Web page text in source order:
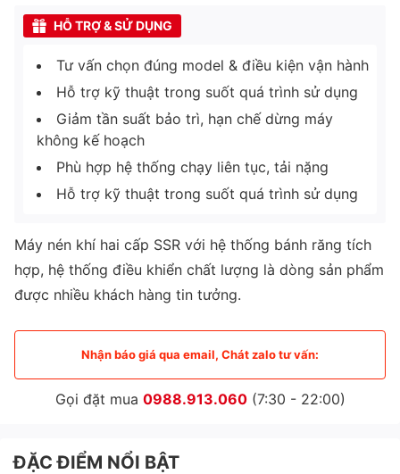
HỖ TRỢ & SỬ DỤNG
Tư vấn chọn đúng model & điều kiện vận hành
Hỗ trợ kỹ thuật trong suốt quá trình sử dụng
Giảm tần suất bảo trì, hạn chế dừng máy
không kế hoạch
Phù hợp hệ thống chạy liên tục, tải nặng
Hỗ trợ kỹ thuật trong suốt quá trình sử dụng
Máy nén khí hai cấp SSR với hệ thống bánh răng tích
hợp, hệ thống điều khiển chất lượng là dòng sản phẩm
được nhiều khách hàng tin tưởng.
Nhận báo giá qua email, Chát zalo tư vấn:
Gọi đặt mua 0988.913.060(7:30 - 22:00)
ĐẶC ĐIỂM NỔI BẬT